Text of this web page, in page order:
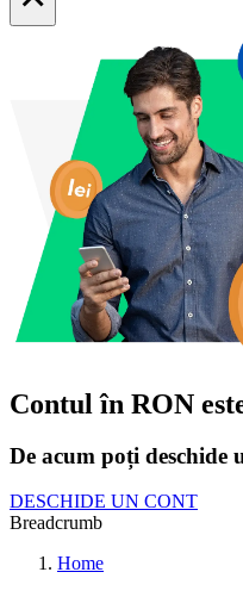
Contul în RON
De acum poți deschide
DESCHIDE UN CONT
Breadcrumb
Home